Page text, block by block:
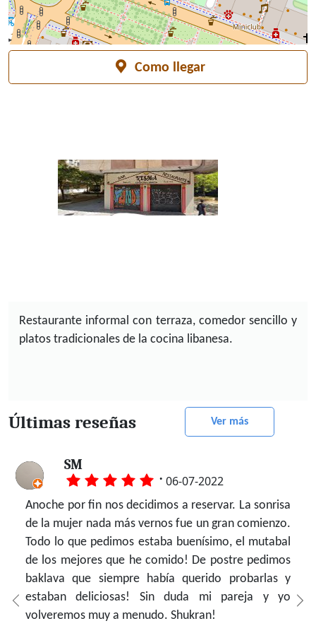
horario de 13:00-16:30, 19:00-24:00.
Como llegar
Restaurante informal con terraza, comedor sencillo y
platos tradicionales de la cocina libanesa.
Últimas reseñas Ver más
Yolanda G.
· 17-10-2022
La comida riquísima, la atención y el servicio muy
bueno. Lo único que los platos son muy justos,
tendrían que poner más cantidad y así se ajustaría
al precio. La bebida muy cara, respecto a otros
sitios.A pesar de ello sé que repetiremos.
María G.
· 17-09-2022
Típica comida siria-libanesa. El restaurante cuenta
con una terraza amplia y lugar en el interior para
comer.Los sabores son agradables y la carta tiene
platos interesantes para probar y degustar. La
atención fue buena, las porciones están muy
bien.Recomiendo el mutabal de berenjena, es
delicioso y viene acompañado de pan pita fresco.
Khadija C.
· 17-09-2022
Estuvimos buscando por map algún restaurante
diferente No salió nesma La verdad la comida era
muy rica Pero muy poco dan Y me aparecido caro
Una familia grande no puede comer Ahí . Lo demás
todo bien
Lucy V.
· 17-09-2022
Una maravillosa experiencia gastronómica. La
oportunidad de trasladarte con el paladar al Medio
Oriente, y de la forma más exquisita. Hemos
visitado muchos restaurantes en España que se
promocionan (sin serlo) como de verdadera comida
árabe; y puedo asegurar que Nesma merece un
sitial de honor por sus platillos de sabor delucioso y
Negi R.
· 30-07-2022
A pesar de que la decoración del restaurante es
sencilla, es nuestro lugar favorito para comer. La
comida relación calidad cantidad y precio es
fabulosa. La atención es muy buena, son amables,
educados. La comida siempre recién hecha y con
un sabor mmmh el mejor. Hemos comido allí y
también venden para llevar. Recomendados al
Estefanía
· 23-07-2022
Comida y servicio excelente 😋 el camarero que
nos atendió fue super amable y nos sirvieron muy
rápido. Era la primera vez que probamos comida
siria y repetiremos.
崔世琪
· 06-07-2022
Coma aquí, no compre demasiada carne o no
podrá comerla. 🤣🤣🤣🤣Es broma, me encantan
los kebabs de carne aquí, son generosos y sabrosos.
Sandra D.
· 06-07-2022
Queríamos probar un restaurante sirio-libanés y
buscando en internet encontramos este. Hemos
comido de maravilla! Super recomendado. Todo lo
que hemos pedido estaba increíble, comida casera
hecha con cariño. Especialmente recomendadas las
empanadas María de carne y queso, y el sheesh
kebab. Y de postre, el kenafe y el helado, también
SM
· 06-07-2022
Anoche por fin nos decidimos a reservar. La sonrisa
de la mujer nada más vernos fue un gran comienzo.
Todo lo que pedimos estaba buenísimo, el mutabal
de los mejores que he comido! De postre pedimos
baklava que siempre había querido probarlas y
estaban deliciosas! Sin duda mi pareja y yo
volveremos muy a menudo. Shukran!